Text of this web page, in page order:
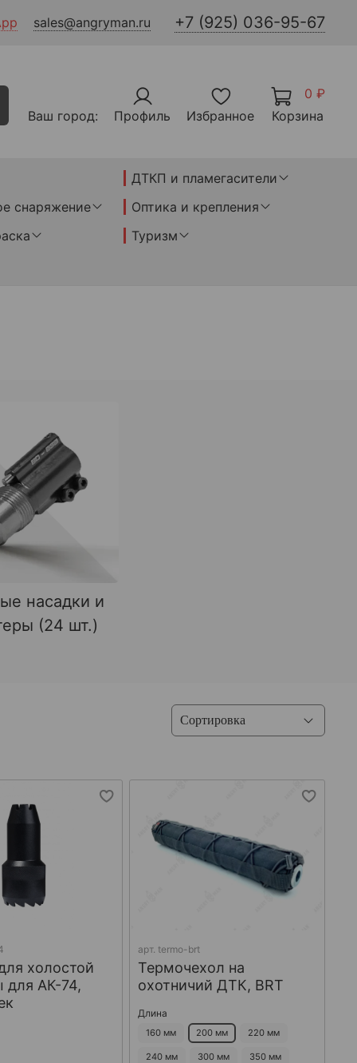
sales@angryman.ru +7 (925) 036-95-67
Ваш город: Профиль Избранное
0 ₽
Корзина
ДТКП и пламегасители
снаряжение
Оптика и крепления
Туризм
насадки и
(24 шт.)
холостой
для АК-74,
арт. termo-brt
Термочехол на
охотничий ДТК, BRT
Длина
160 мм 200 мм 220 мм
240 мм 300 мм 350 мм